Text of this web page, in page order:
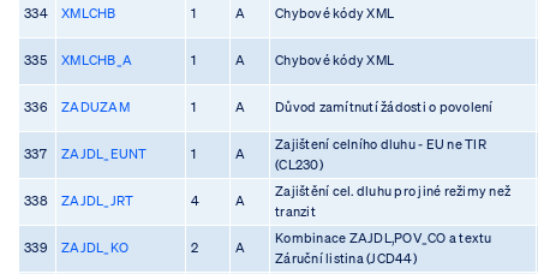
334 XMLCHB 1 A Chybové kódy XML
335 XMLCHB_A 1 A Chybové kódy XML
336 ZADUZAM 1 A Důvod zamítnutí žádosti o povolení
337 ZAJDL_EUNT 1 A
Zajištení celního dluhu - EU ne TIR
(CL230)
338 ZAJDL_JRT 4 A
Zajištění cel. dluhu pro jiné režimy než
tranzit
339 ZAJDL_KO 2 A
Kombinace ZAJDL,POV_CO a textu
Záruční listina (JCD44)